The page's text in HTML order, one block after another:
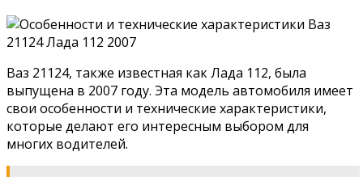
Ваз 21124, также известная как Лада 112, была
выпущена в 2007 году. Эта модель автомобиля имеет
свои особенности и технические характеристики,
которые делают его интересным выбором для
многих водителей.